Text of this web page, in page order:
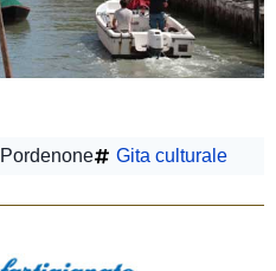
Gita culturale